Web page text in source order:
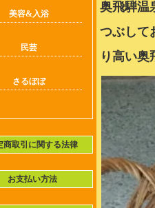
美容&入浴
民芸
さるぼぼ
商取引に関する法律
お支払い方法
奥飛騨温
つぶして
り高い奥